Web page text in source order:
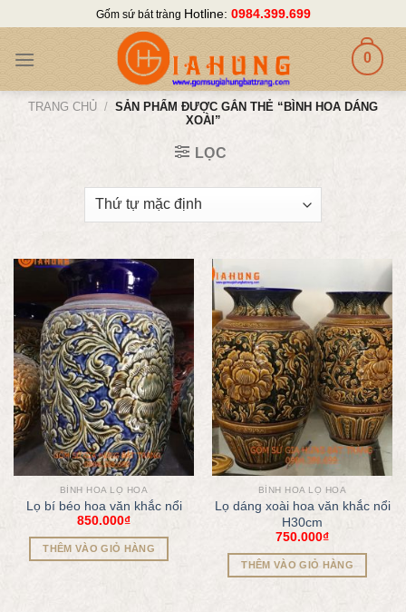
content
Gốm sứ bát tràng Hotline: 0984.399.699
0
TRANG CHỦ / SẢN PHẨM ĐƯỢC GẮN THẺ “BÌNH HOA DÁNG
XOÀI”
LỌC
BÌNH HOA LỌ HOA
Lọ bí béo hoa văn khắc nổi
850.000₫
THÊM VÀO GIỎ HÀNG
BÌNH HOA LỌ HOA
Lọ dáng xoài hoa văn khắc nổi
H30cm
750.000₫
THÊM VÀO GIỎ HÀNG